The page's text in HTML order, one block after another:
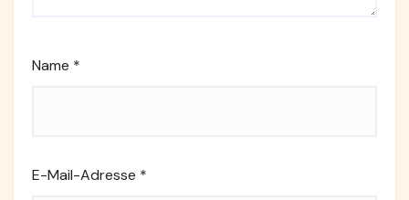
Name *
E-Mail-Adresse *